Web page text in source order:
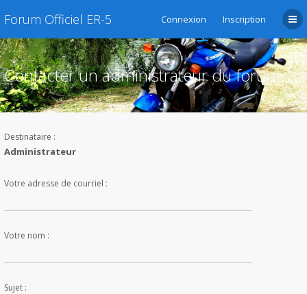
Forum Officiel ER-5 Connexion Inscription
Contacter un administrateur du forum
Destinataire :
Administrateur
Votre adresse de courriel :
Votre nom :
Sujet :